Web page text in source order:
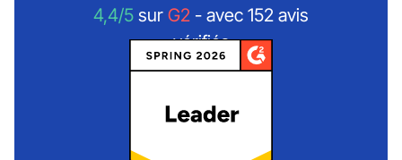
4,4/5 sur G2 - avec 152 avis
vérifiés